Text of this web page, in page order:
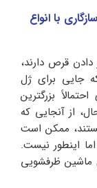
با انواع
دادن قرص دارند،
جایی برای ژل
بزرگترین
از آنجایی که
ممکن است
اینطور نیست.
ماشین ظرفشویی